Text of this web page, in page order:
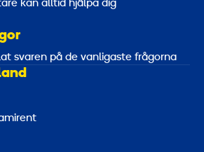
kan alltid hjälpa dig
svaren på de vanligaste frågorna